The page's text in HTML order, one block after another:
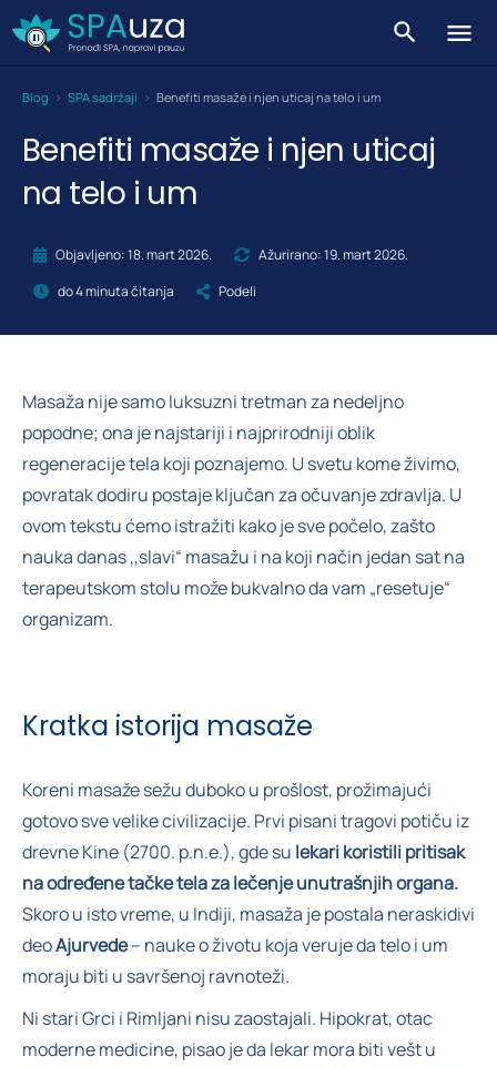
Blog > SPA sadržaji > Benefiti masaže i njen uticaj na telo i um
Benefiti masaže i njen uticaj
na telo i um
Objavljeno: 18. mart 2026.
Ažurirano: 19. mart 2026.
do 4 minuta čitanja
Podeli
Masaža nije samo luksuzni tretman za nedeljno
popodne; ona je najstariji i najprirodniji oblik
regeneracije tela koji poznajemo. U svetu kome živimo,
povratak dodiru postaje ključan za očuvanje zdravlja. U
ovom tekstu ćemo istražiti kako je sve počelo, zašto
nauka danas ,,slavi“ masažu i na koji način jedan sat na
terapeutskom stolu može bukvalno da vam „resetuje“
organizam.
Kratka istorija masaže
Koreni masaže sežu duboko u prošlost, prožimajući
gotovo sve velike civilizacije. Prvi pisani tragovi potiču iz
drevne Kine (2700. p.n.e.), gde su lekari koristili pritisak
na određene tačke tela za lečenje unutrašnjih organa.
Skoro u isto vreme, u Indiji, masaža je postala neraskidivi
deoAjurvede– nauke o životu koja veruje da telo i um
moraju biti u savršenoj ravnoteži.
Ni stari Grci i Rimljani nisu zaostajali. Hipokrat, otac
moderne medicine, pisao je da lekar mora biti vešt u